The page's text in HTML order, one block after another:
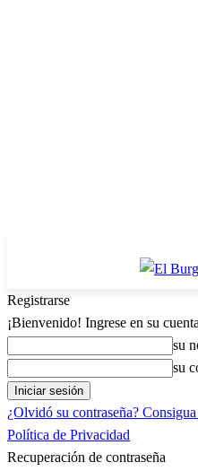
Registrarse
¡Bienvenido! Ingrese en su cuenta
su
su
¿Olvidó su contraseña?
Política de Privacidad
Recuperación de contraseña